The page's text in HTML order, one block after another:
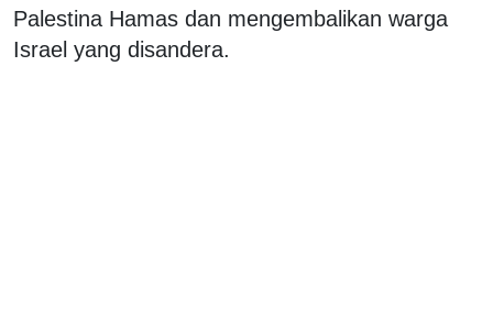
Palestina Hamas dan mengembalikan warga
Israel yang disandera.